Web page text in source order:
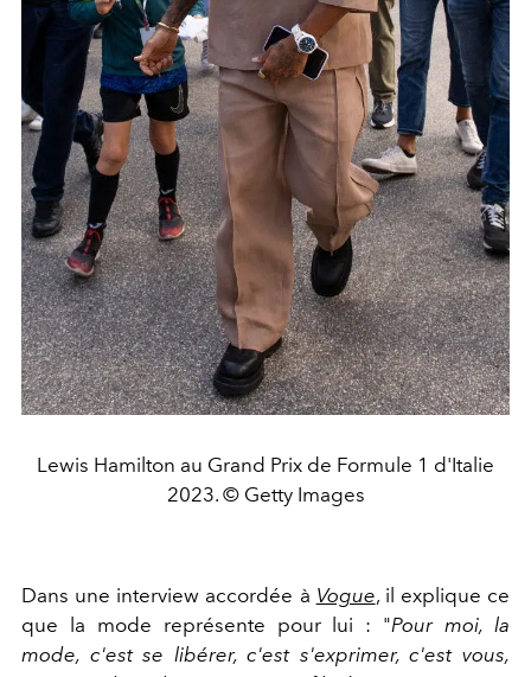
Lewis Hamilton au Grand Prix de Formule 1 d'Italie
2023. © Getty Images
Dans une interview accordée à Vogue, il explique ce
que la mode représente pour lui : "Pour moi, la
mode, c'est se libérer, c'est s'exprimer, c'est vous,